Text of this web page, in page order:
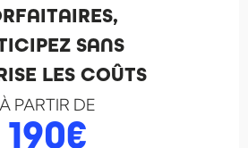
SANS
LES COÛTS
À PARTIR DE
190€